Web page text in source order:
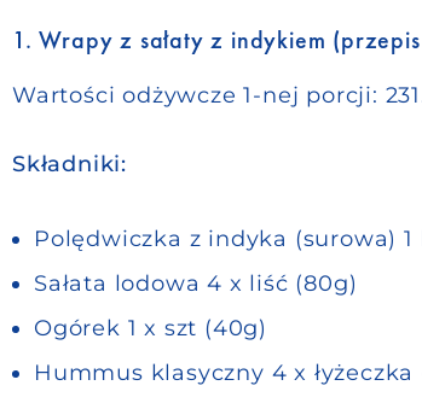
1. Wrapy z sałaty z indykiem
Wartości odżywcze 1-nej porcji:
Składniki:
Polędwiczka z indyka (surowa) 1
Sałata lodowa 4 x liść (80g)
Ogórek 1 x szt (40g)
Hummus klasyczny 4 x łyżeczka